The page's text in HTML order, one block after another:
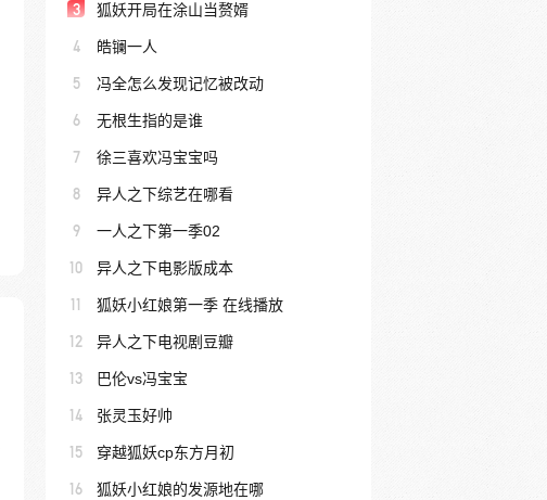
3 狐妖开局在涂山当赘婿
4 皓镧一人
5 冯全怎么发现记忆被改动
6 无根生指的是谁
7 徐三喜欢冯宝宝吗
8 异人之下综艺在哪看
9 一人之下第一季02
10 异人之下电影版成本
11 狐妖小红娘第一季 在线播放
12 异人之下电视剧豆瓣
13 巴伦vs冯宝宝
14 张灵玉好帅
15 穿越狐妖cp东方月初
16 狐妖小红娘的发源地在哪